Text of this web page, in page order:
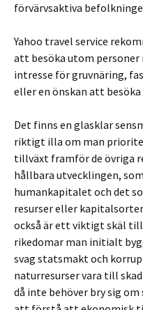
förvärvsaktiva
Yahoo travel service
att besöka utom
intresse för gruvnäring,
eller en önskan att
Det finns en glasklar
riktigt illa om man
tillväxt framför de övriga
hållbara utvecklingen,
humankapitalet och det
resurser eller
också är ett viktigt skäl
rikedomar man initialt
svag statsmakt och
naturresurser vara till
då inte behöver bry sig